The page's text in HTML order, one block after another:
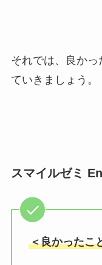
それでは、良か
ていきましょう。
スマイルゼミ
＜良かったこ